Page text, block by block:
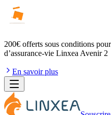
200€ offerts sous conditions
d’assurance-vie Linxea Avenir 2
En savoir plus